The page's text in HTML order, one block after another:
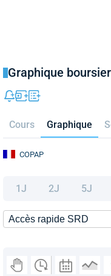
Graphique
Cours Graphique
COPAP
1J 2J 5J